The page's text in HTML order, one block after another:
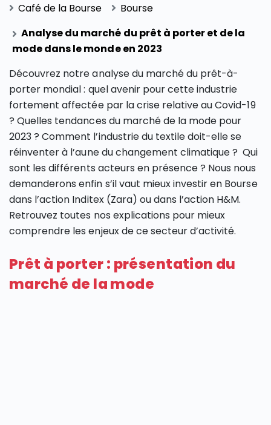
Café de la Bourse
Bourse
Analyse du marché du prêt à porter et de la
mode dans le monde en 2023
Découvrez notre analyse du marché du prêt-à-
porter mondial : quel avenir pour cette industrie
fortement affectée par la crise relative au Covid-19
? Quelles tendances du marché de la mode pour
2023 ? Comment l’industrie du textile doit-elle se
réinventer à l’aune du changement climatique ? Qui
sont les différents acteurs en présence ? Nous nous
demanderons enfin s’il vaut mieux investir en Bourse
dans l’action Inditex (Zara) ou dans l’action H&M.
Retrouvez toutes nos explications pour mieux
comprendre les enjeux de ce secteur d’activité.
Prêt à porter : présentation du
marché de la mode